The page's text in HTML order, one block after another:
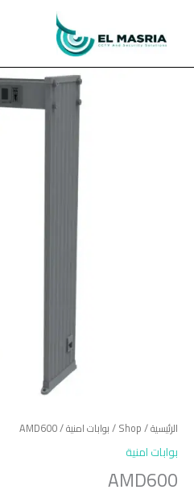
المحتوى
الرئيسية/
Shop
/بوابات امنية/ AMD600
بوابات امنية
AMD600